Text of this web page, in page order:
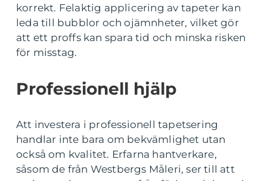
korrekt. Felaktig applicering av tapeter kan
leda till bubblor och ojämnheter, vilket gör
att ett proffs kan spara tid och minska risken
för misstag.
Professionell hjälp
Att investera i professionell tapetsering
handlar inte bara om bekvämlighet utan
också om kvalitet. Erfarna hantverkare,
såsom de från Westbergs Måleri, ser till att